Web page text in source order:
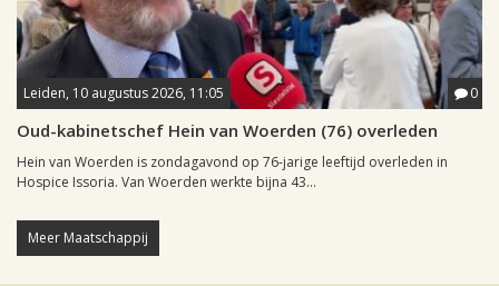
Leiden, 10 augustus 2026, 11:05 0
Oud-kabinetschef Hein van Woerden (76) overleden
Hein van Woerden is zondagavond op 76-jarige leeftijd overleden in
Hospice Issoria. Van Woerden werkte bijna 43...
Meer Maatschappij